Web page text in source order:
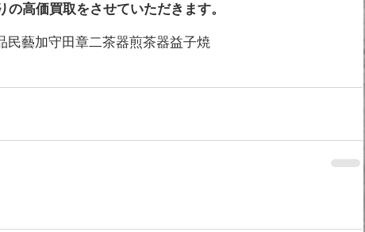
高価買取をさせていただきます。
民藝加守田章二茶器煎茶器益子焼